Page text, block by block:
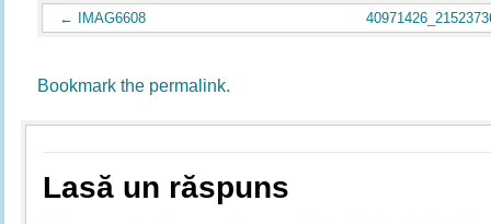
IMAG6608
Bookmark the permalink.
Lasă un răspuns